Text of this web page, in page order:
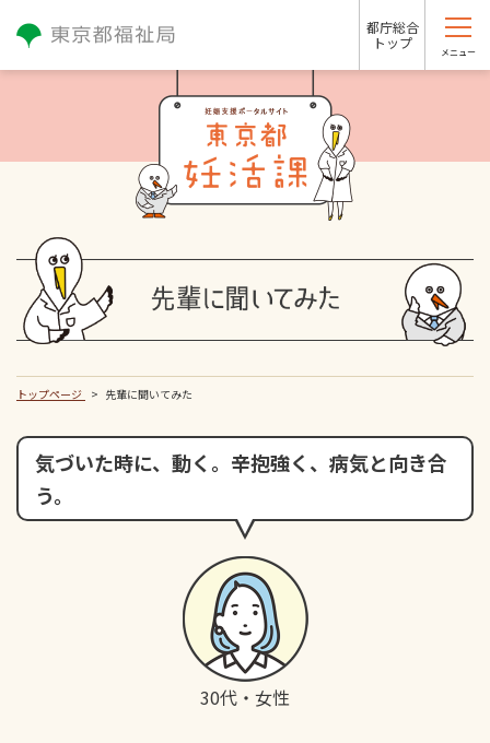
都庁総合
トップ
メニュー
トップページ 先輩に聞いてみた
気づいた時に、動く。辛抱強く、病気と向き合
う。
30代・女性